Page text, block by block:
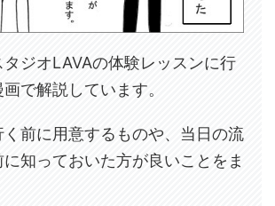
ジオLAVAの体験レッスンに行
で解説しています。
く前に用意するものや、当日の流
知っておいた方が良いことをま